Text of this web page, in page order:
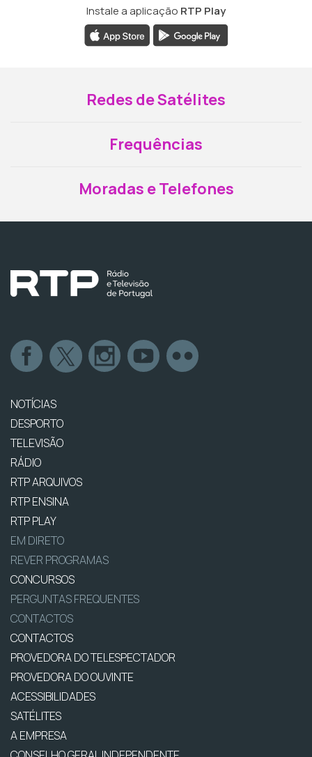
Instale a aplicação RTP Play
Redes de Satélites
Frequências
Moradas e Telefones
NOTÍCIAS
DESPORTO
TELEVISÃO
RÁDIO
RTP ARQUIVOS
RTP ENSINA
RTP PLAY
EM DIRETO
REVER PROGRAMAS
CONCURSOS
PERGUNTAS FREQUENTES
CONTACTOS
CONTACTOS
PROVEDORA DO TELESPECTADOR
PROVEDORA DO OUVINTE
ACESSIBILIDADES
SATÉLITES
A EMPRESA